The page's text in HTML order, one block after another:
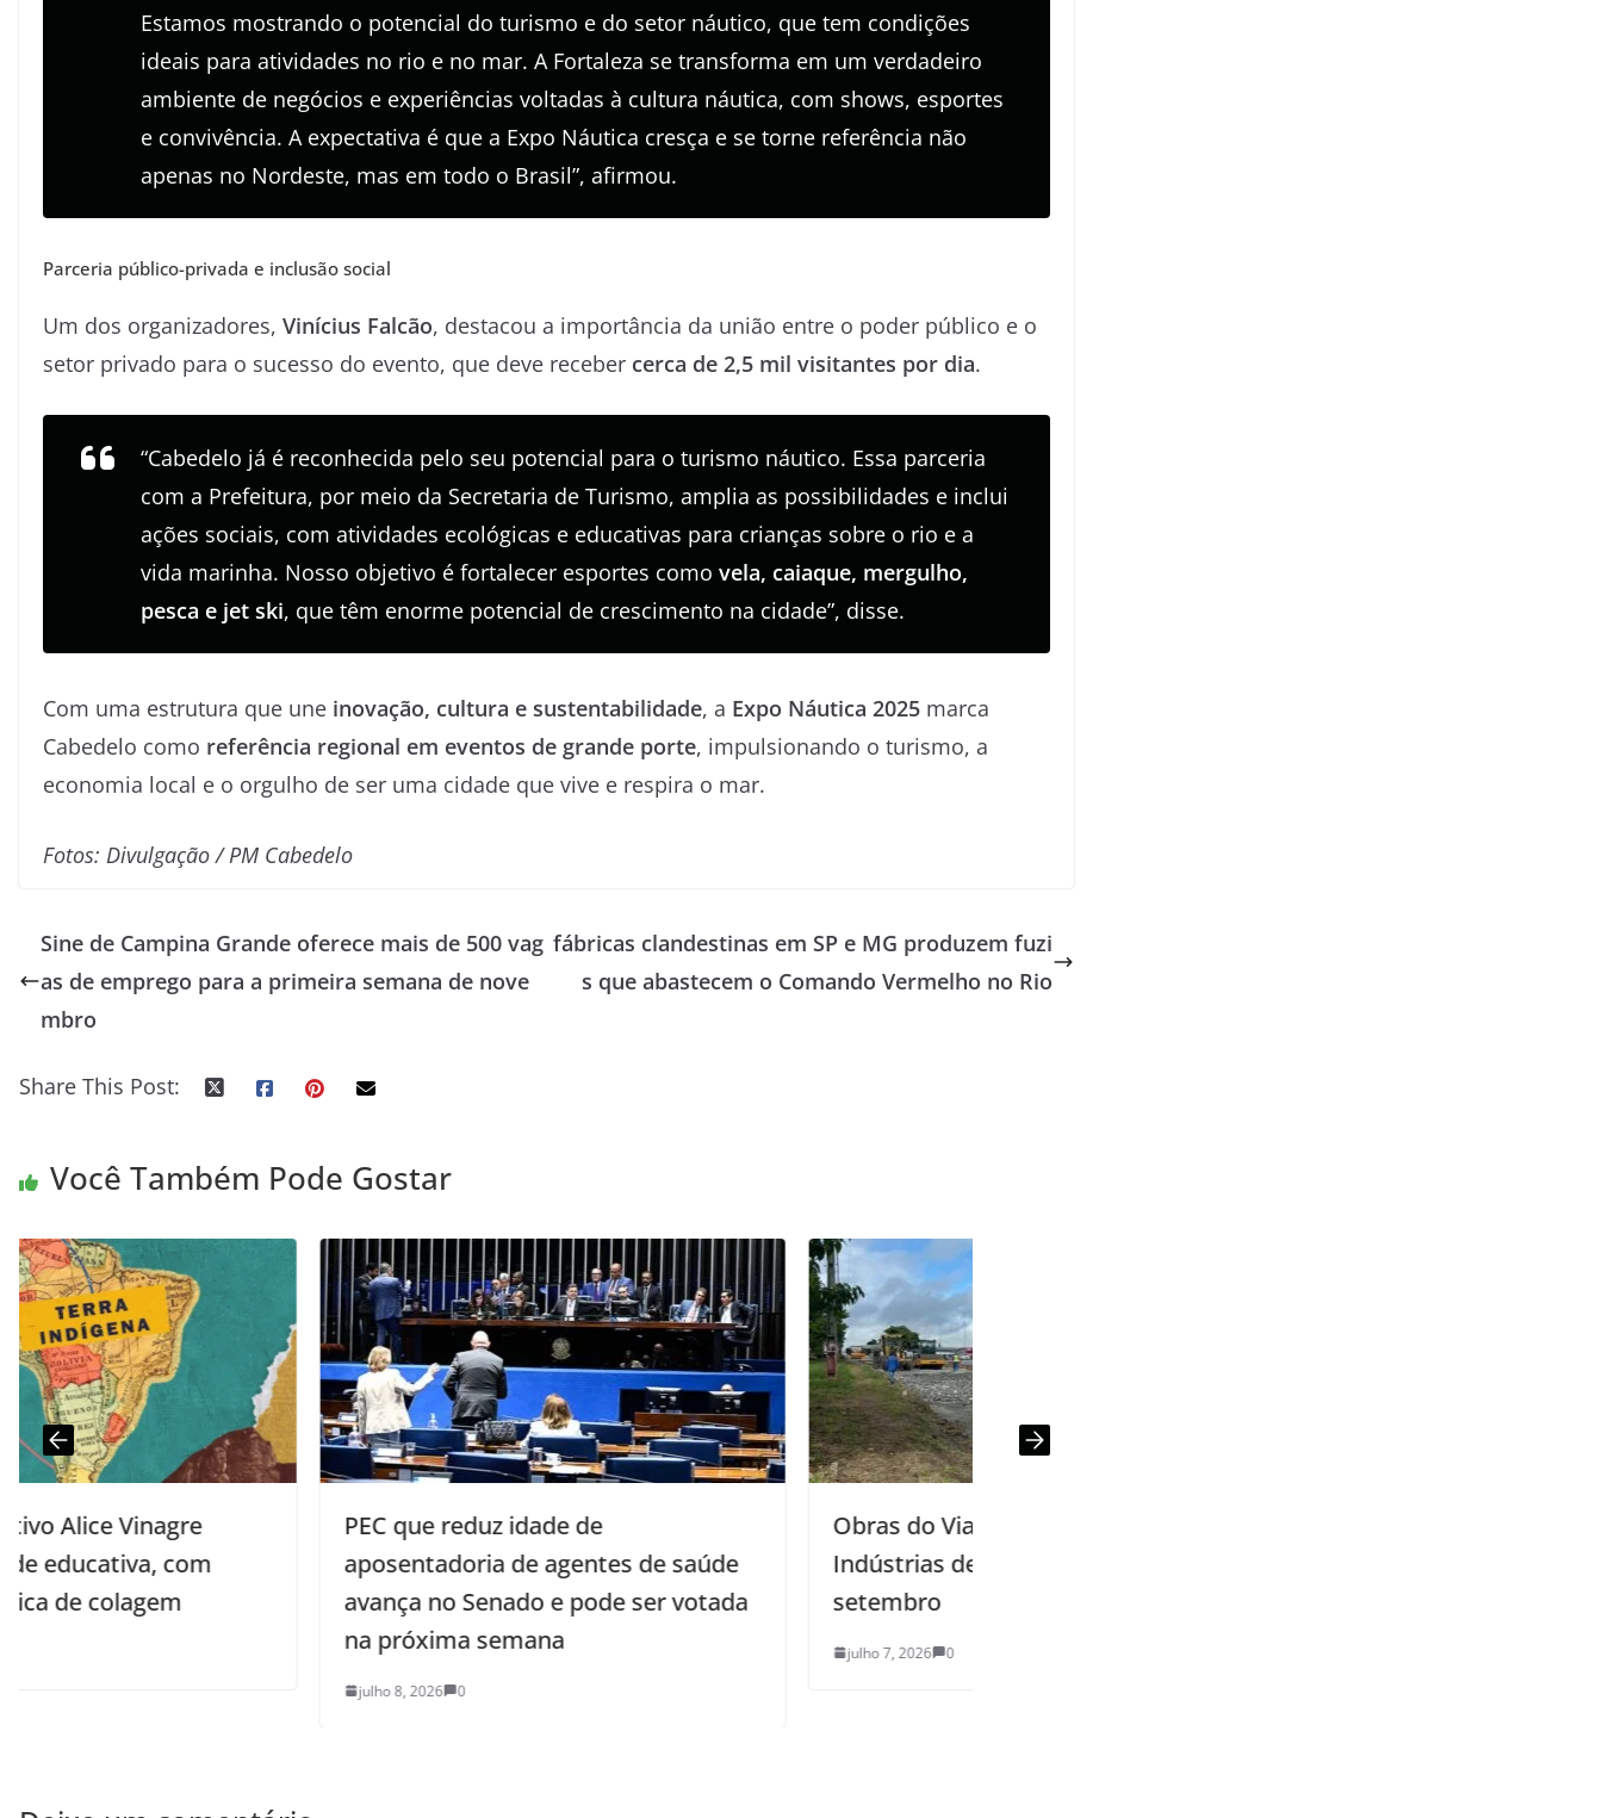
Estamos mostrando o potencial do turismo e do setor náutico, que tem condições
ideais para atividades no rio e no mar. A Fortaleza se transforma em um verdadeiro
ambiente de negócios e experiências voltadas à cultura náutica, com shows, esportes
e convivência. A expectativa é que a Expo Náutica cresça e se torne referência não
apenas no Nordeste, mas em todo o Brasil”, afirmou.
Parceria público-privada e inclusão social
Um dos organizadores, Vinícius Falcão, destacou a importância da união entre o poder público e o
setor privado para o sucesso do evento, que deve receber cerca de 2,5 mil visitantes por dia.
“Cabedelo já é reconhecida pelo seu potencial para o turismo náutico. Essa parceria
com a Prefeitura, por meio da Secretaria de Turismo, amplia as possibilidades e inclui
ações sociais, com atividades ecológicas e educativas para crianças sobre o rio e a
vida marinha. Nosso objetivo é fortalecer esportes como vela, caiaque, mergulho,
pesca e jet ski, que têm enorme potencial de crescimento na cidade”, disse.
Com uma estrutura que une inovação, cultura e sustentabilidade, a Expo Náutica 2025 marca
Cabedelo como referência regional em eventos de grande porte, impulsionando o turismo, a
economia local e o orgulho de ser uma cidade que vive e respira o mar.
Fotos: Divulgação / PM Cabedelo
Sine de Campina Grande oferece mais de 500 vag
as de emprego para a primeira semana de nove
mbro
fábricas clandestinas em SP e MG produzem fuzi
s que abastecem o Comando Vermelho no Rio
Share This Post:
Você Também Pode Gostar
PEC que reduz idade de
aposentadoria de agentes de saúde
avança no Senado e pode ser votada
Obras do Viaduto do Bairro das
Indústrias devem ser concluídas em
setembro